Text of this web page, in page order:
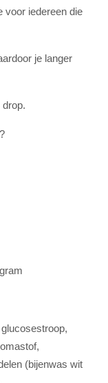
voor iedereen die
je langer
(bijenwas wit